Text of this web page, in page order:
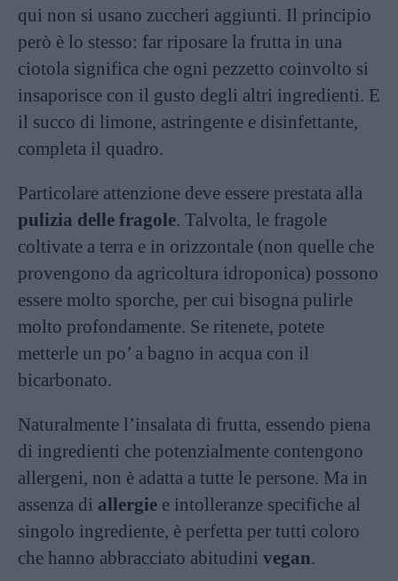
qui non si usano zuccheri aggiunti. Il principio
però è lo stesso: far riposare la frutta in una
ciotola significa che ogni pezzetto coinvolto si
insaporisce con il gusto degli altri ingredienti. E
il succo di limone, astringente e disinfettante,
completa il quadro.
Particolare attenzione deve essere prestata alla
pulizia delle fragole. Talvolta, le fragole
coltivate a terra e in orizzontale (non quelle che
provengono da agricoltura idroponica) possono
essere molto sporche, per cui bisogna pulirle
molto profondamente. Se ritenete, potete
metterle un po’ a bagno in acqua con il
bicarbonato.
Naturalmente l’insalata di frutta, essendo piena
di ingredienti che potenzialmente contengono
allergeni, non è adatta a tutte le persone. Ma in
assenza di allergie e intolleranze specifiche al
singolo ingrediente, è perfetta per tutti coloro
che hanno abbracciato abitudini vegan.